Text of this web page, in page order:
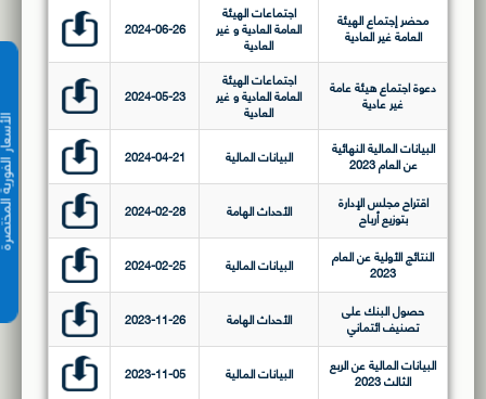
الأسعار
محضر إجتماع الهيئة
العامة غير العادية
اجتماعات الهيئة
العامة العادية و غير
العادية
2024-06-26
دعوة اجتماع هيئة عامة
غير عادية
اجتماعات الهيئة
العامة العادية و غير
العادية
2024-05-23
البيانات المالية النهائية
عن العام 2023 البيانات المالية 2024-04-21
اقتراح مجلس الإدارة
بتوزيع أرباح الأحداث الهامة 2024-02-28
النتائج الأولية عن العام
2023 البيانات المالية 2024-02-25
حصول البنك على
تصنيف ائتماني الأحداث الهامة 2023-11-26
البيانات المالية عن الربع
الثالث 2023 البيانات المالية 2023-11-05